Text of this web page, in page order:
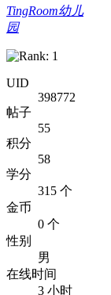
TingRoom幼儿
园
UID
398772
帖子
55
积分
58
学分
315 个
金币
0 个
性别
男
在线时间
3 小时